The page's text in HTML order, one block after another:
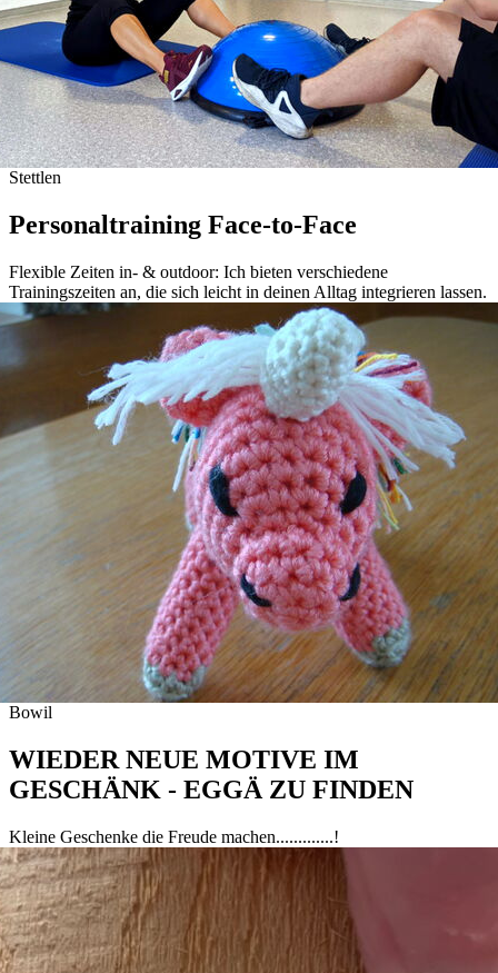
Stettlen
Personaltraining Face-to-Face
Flexible Zeiten in- & outdoor: Ich bieten verschiedene
Trainingszeiten an, die sich leicht in deinen Alltag integrieren lassen.
Bowil
WIEDER NEUE MOTIVE IM
GESCHÄNK - EGGÄ ZU FINDEN
Kleine Geschenke die Freude machen.............!